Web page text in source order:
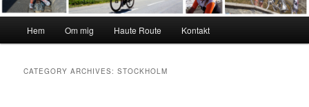
Hem Om mig Haute Route Kontakt
CATEGORY ARCHIVES:STOCKHOLM